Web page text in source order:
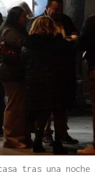
tras una noche